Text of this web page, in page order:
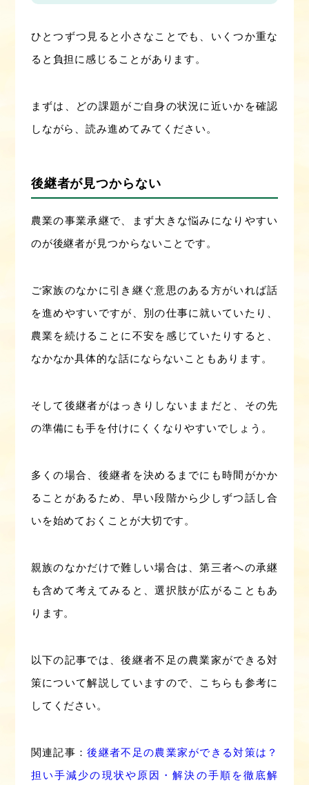
ひとつずつ見ると小さなことでも、いくつか重な
ると負担に感じることがあります。
まずは、どの課題がご自身の状況に近いかを確認
しながら、読み進めてみてください。
後継者が見つからない
農業の事業承継で、まず大きな悩みになりやすい
のが後継者が見つからないことです。
ご家族のなかに引き継ぐ意思のある方がいれば話
を進めやすいですが、別の仕事に就いていたり、
農業を続けることに不安を感じていたりすると、
なかなか具体的な話にならないこともあります。
そして後継者がはっきりしないままだと、その先
の準備にも手を付けにくくなりやすいでしょう。
多くの場合、後継者を決めるまでにも時間がかか
ることがあるため、早い段階から少しずつ話し合
いを始めておくことが大切です。
親族のなかだけで難しい場合は、第三者への承継
も含めて考えてみると、選択肢が広がることもあ
ります。
以下の記事では、後継者不足の農業家ができる対
策について解説していますので、こちらも参考に
してください。
関連記事：後継者不足の農業家ができる対策は？
担い手減少の現状や原因・解決の手順を徹底解